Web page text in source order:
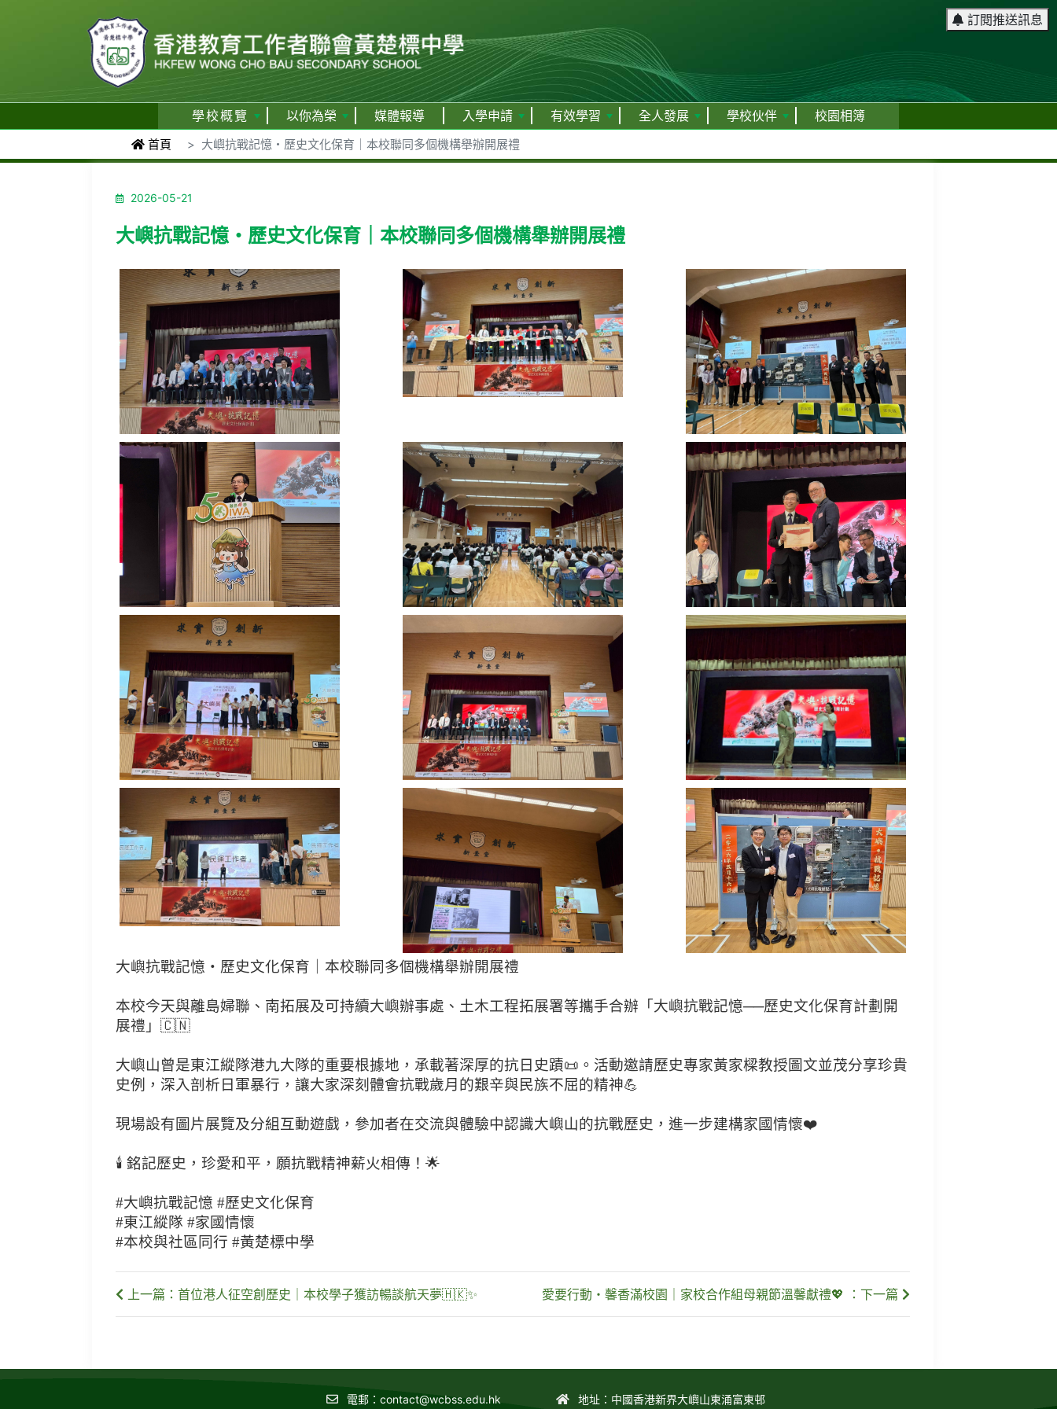
訂閱推送訊息
學校概覽 以你為榮 媒體報導 入學申請 有效學習 全人發展 學校伙伴 校園相簿
首頁 大嶼抗戰記憶・歷史文化保育｜本校聯同多個機構舉辦開展禮
2026-05-21
大嶼抗戰記憶・歷史文化保育｜本校聯同多個機構舉辦開展禮
大嶼抗戰記憶・歷史文化保育｜本校聯同多個機構舉辦開展禮
本校今天與離島婦聯、南拓展及可持續大嶼辦事處、土木工程拓展署等攜手合辦「大嶼抗戰記憶──歷史文化保育計劃開
展禮」🇨🇳
大嶼山曾是東江縱隊港九大隊的重要根據地，承載著深厚的抗日史蹟📜。活動邀請歷史專家黃家樑教授圖文並茂分享珍貴
史例，深入剖析日軍暴行，讓大家深刻體會抗戰歲月的艱辛與民族不屈的精神💪
現場設有圖片展覽及分組互動遊戲，參加者在交流與體驗中認識大嶼山的抗戰歷史，進一步建構家國情懷❤️
🕯️ 銘記歷史，珍愛和平，願抗戰精神薪火相傳！🌟
#大嶼抗戰記憶 #歷史文化保育
#東江縱隊 #家國情懷
#本校與社區同行 #黃楚標中學
上一篇：首位港人征空創歷史｜本校學子獲訪暢談航天夢🇭🇰✨ 愛要行動・馨香滿校園｜家校合作組母親節溫馨獻禮💖 ：下一篇
電郵： contact@wcbss.edu.hk 地址：中國香港新界大嶼山東涌富東邨